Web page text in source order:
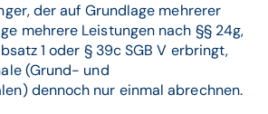
der auf Grundlage mehrerer
mehrere Leistungen nach §§ 24g,
1 oder § 39c SGB V erbringt,
(Grund- und
dennoch nur einmal abrechnen.